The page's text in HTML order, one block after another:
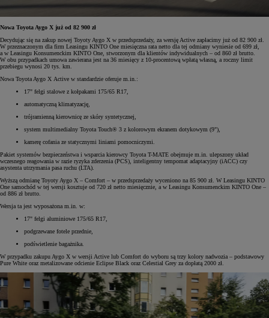
Nowa Toyota Aygo X już od 82 900 zł
Decydując się na zakup nowej Toyoty Aygo X w przedsprzedaży, za wersję Active zapłacimy już od 82 900 zł.
W przeznaczonym dla firm Leasingu KINTO One miesięczna rata netto dla tej odmiany wyniesie od 699 zł,
a w Leasingu Konsumenckim KINTO One, stworzonym dla klientów indywidualnych – od 860 zł brutto.
W obu przypadkach umowa zawierana jest na 36 miesięcy z 10-procentową wpłatą własną, a roczny limit
przebiegu wynosi 20 tys. km.
Nowa Toyota Aygo X Active w standardzie oferuje m.in.:
17" felgi stalowe z kołpakami 175/65 R17,
automatyczną klimatyzację,
trójramienną kierownicę ze skóry syntetycznej,
system multimedialny Toyota Touch® 3 z kolorowym ekranem dotykowym (9"),
kamerę cofania ze statycznymi liniami pomocniczymi.
Pakiet systemów bezpieczeństwa i wsparcia kierowcy Toyota T-MATE obejmuje m.in. ulepszony układ
wczesnego reagowania w razie ryzyka zderzenia (PCS), inteligentny tempomat adaptacyjny (iACC) czy
asystenta utrzymania pasa ruchu (LTA).
Wyższą odmianę Toyoty Aygo X – Comfort – w przedsprzedaży wyceniono na 85 900 zł. W Leasingu KINTO
One samochód w tej wersji kosztuje od 720 zł netto miesięcznie, a w Leasingu Konsumenckim KINTO One –
od 886 zł brutto.
Wersja ta jest wyposażona m.in. w:
17" felgi aluminiowe 175/65 R17,
podgrzewane fotele przednie,
podświetlenie bagażnika.
W przypadku zakupu Aygo X w wersji Active lub Comfort do wyboru są trzy kolory nadwozia – podstawowy
Pure White oraz metalizowane odcienie Eclipse Black oraz Celestial Grey za dopłatą 2000 zł.